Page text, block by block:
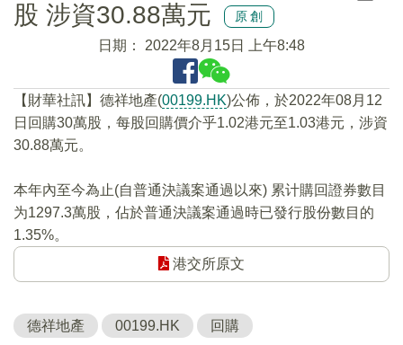
股 涉資30.88萬元
原創
日期： 2022年8月15日 上午8:48
【財華社訊】德祥地產(00199.HK)公佈，於2022年08月12
日回購30萬股，每股回購價介乎1.02港元至1.03港元，涉資
30.88萬元。
本年內至今為止(自普通決議案通過以來) 累计購回證券數目
为1297.3萬股，佔於普通決議案通過時已發行股份數目的
1.35%。
港交所原文
德祥地產 00199.HK 回購